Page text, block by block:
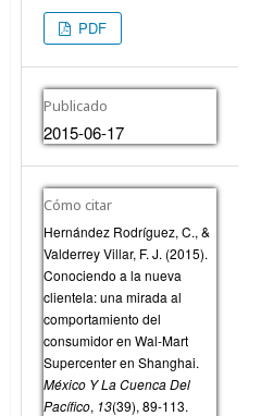
PDF
Publicado
2015-06-17
Cómo citar
Hernández Rodríguez, C., &
Valderrey Villar, F. J. (2015).
Conociendo a la nueva
clientela: una mirada al
comportamiento del
consumidor en Wal-Mart
Supercenter en Shanghai.
México Y La Cuenca Del
Pacífico, 13(39), 89-113.